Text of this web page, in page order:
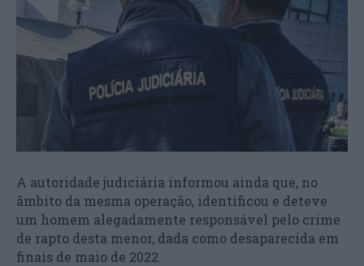
A autoridade judiciária informou ainda que, no
âmbito da mesma operação, identificou e deteve
um homem alegadamente responsável pelo crime
de rapto desta menor, dada como desaparecida em
finais de maio de 2022.